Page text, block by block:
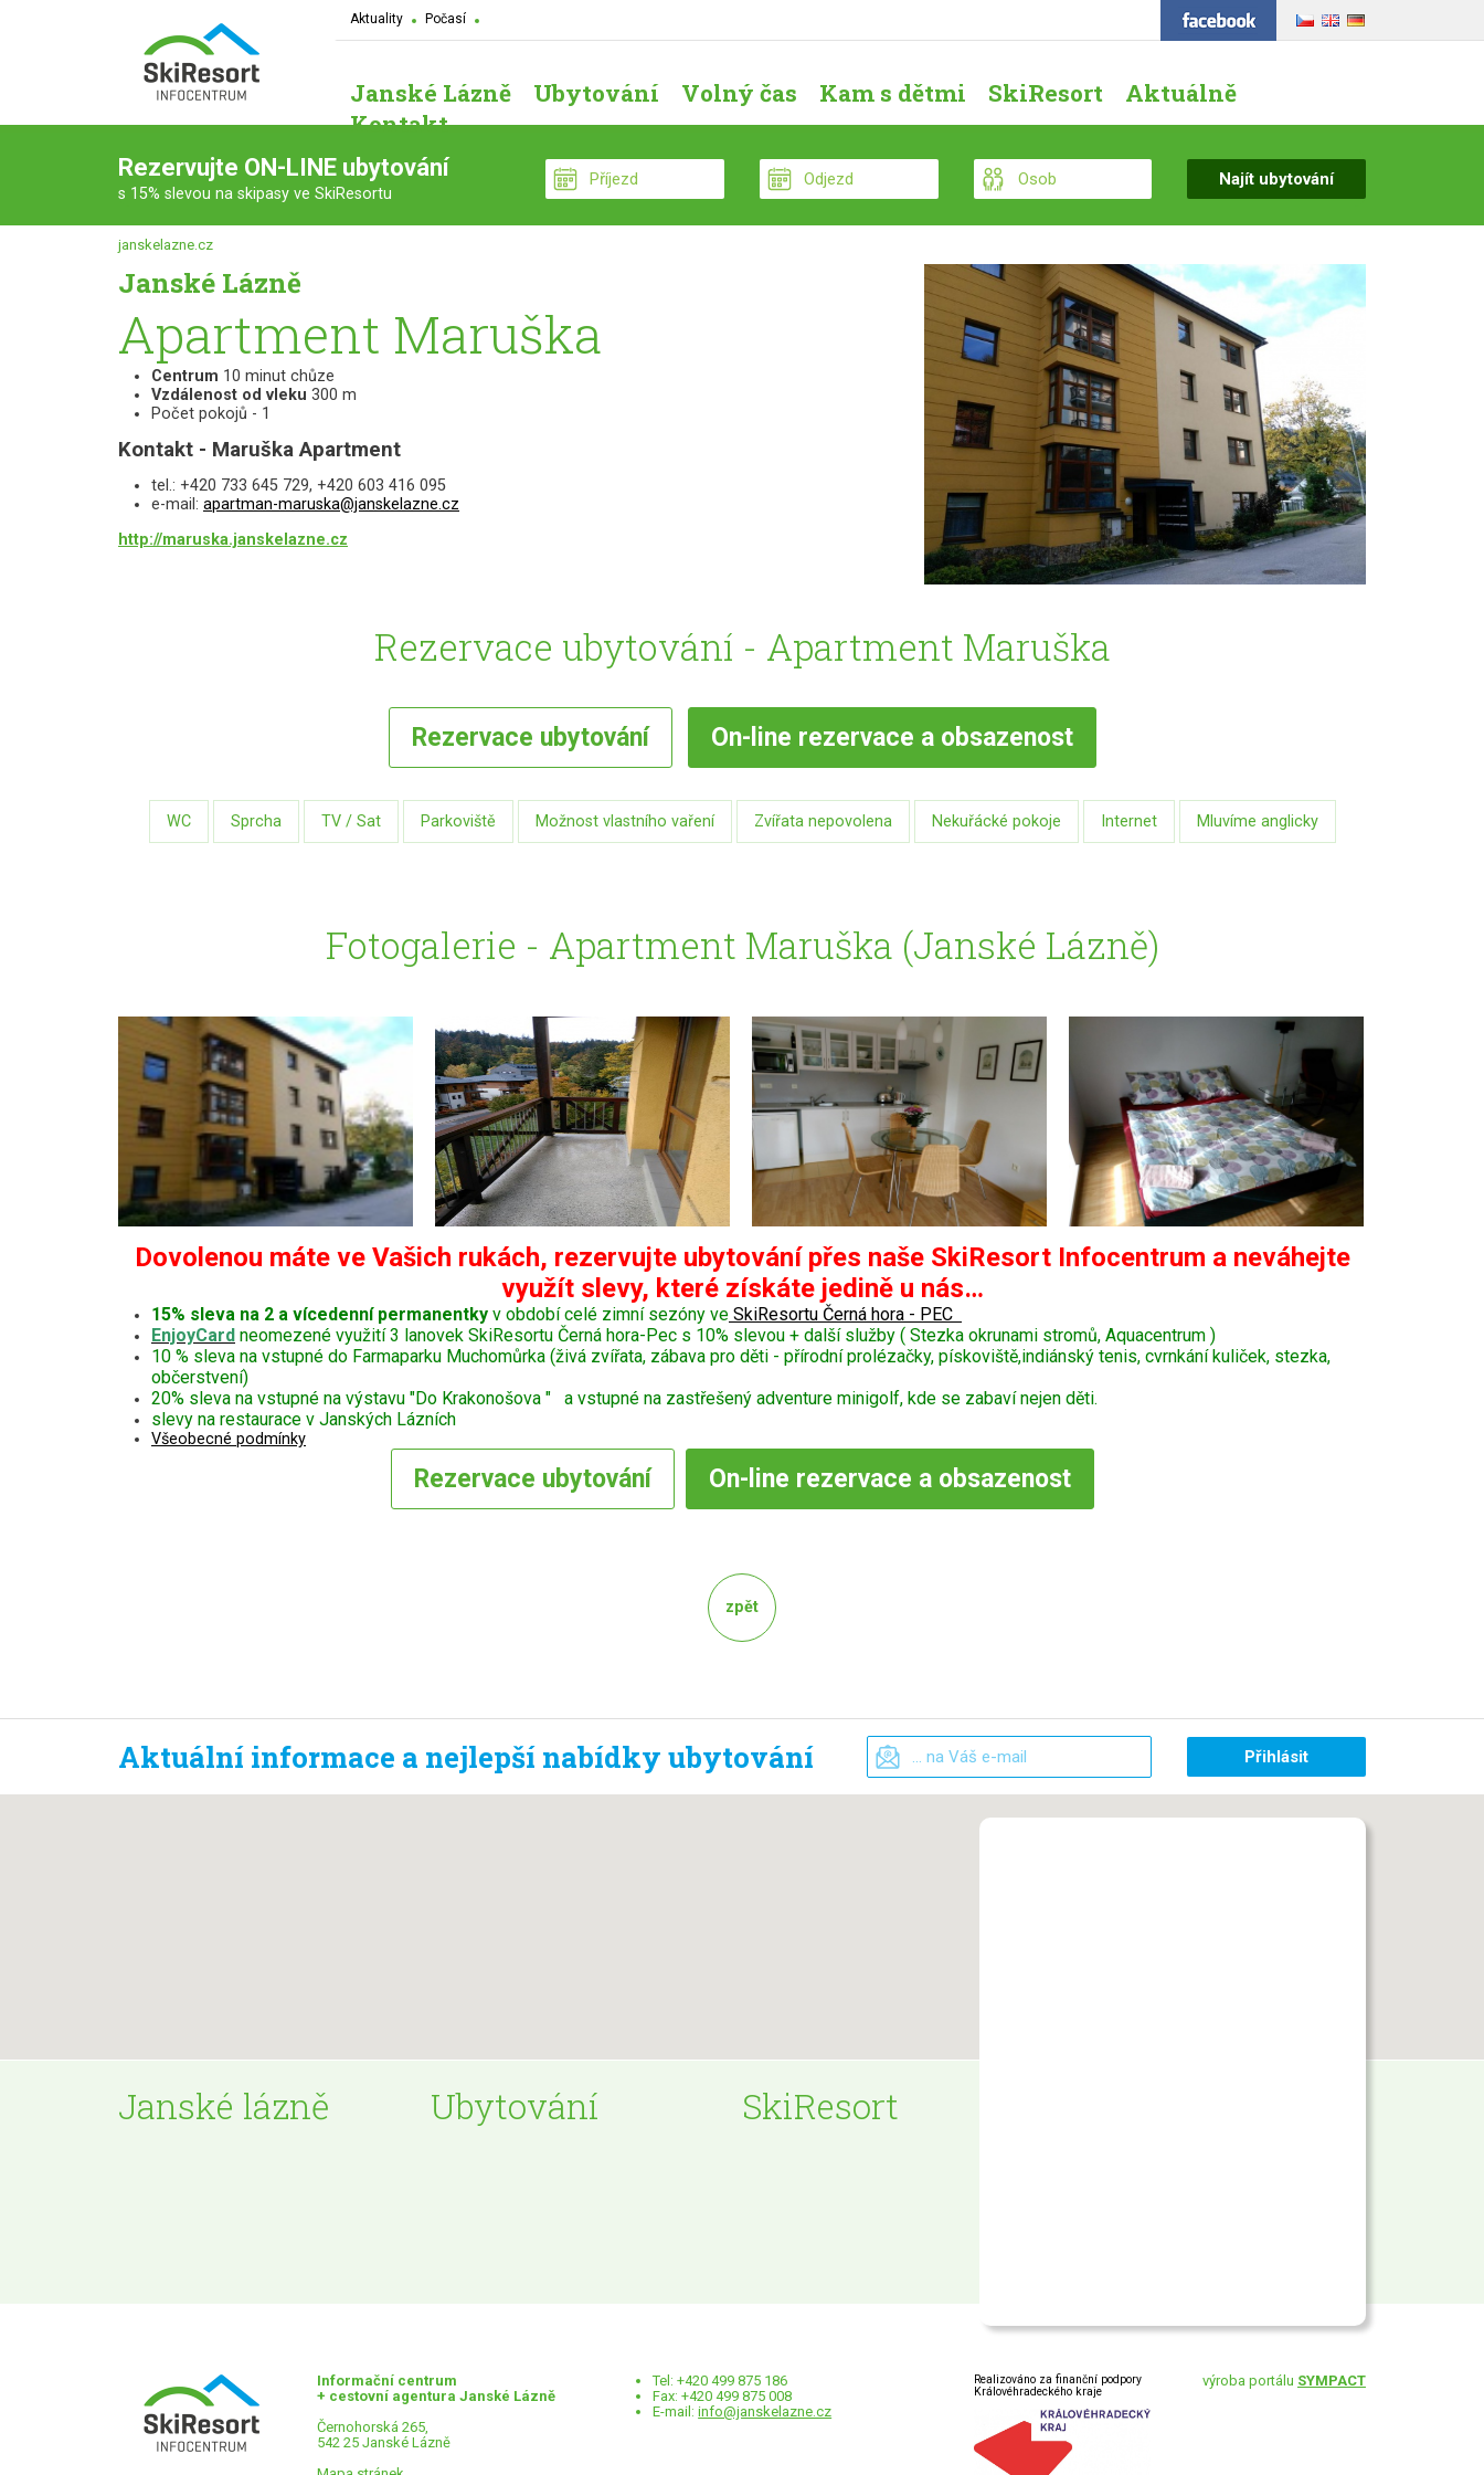
Aktuality Počasí
Janské Lázně Ubytování Volný čas Kam s dětmi SkiResort
Aktuálně
Kontakt
Rezervujte ON-LINE ubytování
s 15% slevou na skipasy ve SkiResortu
janskelazne.cz
Janské Lázně
Apartment Maruška
Centrum 10 minut chůze
Vzdálenost od vleku 300 m
Počet pokojů - 1
Kontakt - Maruška Apartment
tel.: +420 733 645 729, +420 603 416 095
e-mail: apartman-maruska@janskelazne.cz
http://maruska.janskelazne.cz
Rezervace ubytování - Apartment Maruška
Rezervace ubytování On-line rezervace a obsazenost
WC Sprcha TV / Sat Parkoviště Možnost vlastního vaření Zvířata nepovolena Nekuřácké pokoje Internet Mluvíme anglicky
Fotogalerie - Apartment Maruška (Janské Lázně)
Dovolenou máte ve Vašich rukách, rezervujte ubytování přes naše SkiResort Infocentrum a neváhejte
využít slevy, které získáte jedině u nás…
15% sleva na 2 a vícedenní permanentky v období celé zimní sezóny ve SkiResortu Černá hora - PEC
EnjoyCard neomezené využití 3 lanovek SkiResortu Černá hora-Pec s 10% slevou + další služby ( Stezka okrunami stromů, Aquacentrum )
10 % sleva na vstupné do Farmaparku Muchomůrka (živá zvířata, zábava pro děti - přírodní prolézačky, pískoviště,indiánský tenis, cvrnkání kuliček, stezka,
občerstvení)
20% sleva na vstupné na výstavu "Do Krakonošova " a vstupné na zastřešený adventure minigolf, kde se zabaví nejen děti.
slevy na restaurace v Janských Lázních
Všeobecné podmínky
Rezervace ubytování On-line rezervace a obsazenost
zpět
Aktuální informace a nejlepší nabídky ubytování
Janské lázně Ubytování SkiResort
Informační centrum
+ cestovní agentura Janské Lázně
Černohorská 265,
542 25 Janské Lázně
Tel: +420 499 875 186
Fax: +420 499 875 008
E-mail:info@janskelazne.cz
Realizováno za finanční podpory
Královéhradeckého kraje
výroba portálu SYMPACT